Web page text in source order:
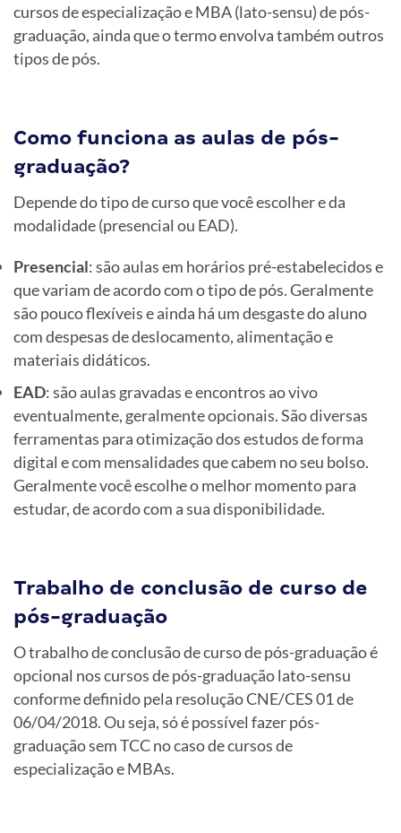
cursos de especialização e MBA (lato-sensu) de pós-
graduação, ainda que o termo envolva também outros
tipos de pós.
Como funciona as aulas de pós-
graduação?
Depende do tipo de curso que você escolher e da
modalidade (presencial ou EAD).
Presencial: são aulas em horários pré-estabelecidos e
que variam de acordo com o tipo de pós. Geralmente
são pouco flexíveis e ainda há um desgaste do aluno
com despesas de deslocamento, alimentação e
materiais didáticos.
EAD: são aulas gravadas e encontros ao vivo
eventualmente, geralmente opcionais. São diversas
ferramentas para otimização dos estudos de forma
digital e com mensalidades que cabem no seu bolso.
Geralmente você escolhe o melhor momento para
estudar, de acordo com a sua disponibilidade.
Trabalho de conclusão de curso de
pós-graduação
O trabalho de conclusão de curso de pós-graduação é
opcional nos cursos de pós-graduação lato-sensu
conforme definido pela resolução CNE/CES 01 de
06/04/2018. Ou seja, só é possível fazer pós-
graduação sem TCC no caso de cursos de
especialização e MBAs.